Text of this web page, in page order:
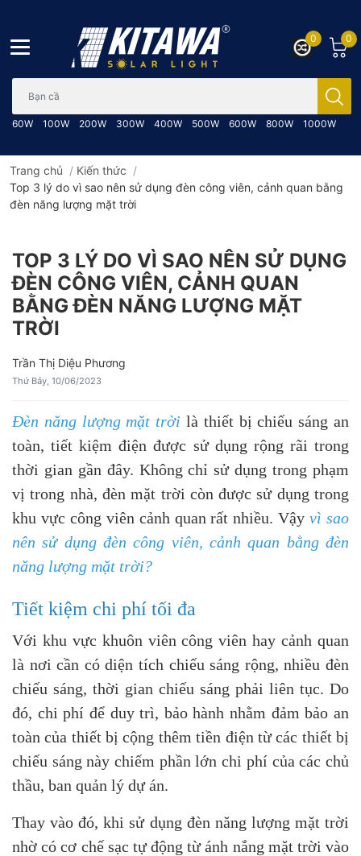
60W 100W 200W 300W 400W 500W 600W 800W 1000W
0
0
Trang chủ / Kiến thức /
Top 3 lý do vì sao nên sử dụng đèn công viên, cảnh quan bằng
đèn năng lượng mặt trời
TOP 3 LÝ DO VÌ SAO NÊN SỬ DỤNG
ĐÈN CÔNG VIÊN, CẢNH QUAN
BẰNG ĐÈN NĂNG LƯỢNG MẶT
TRỜI
Trần Thị Diệu Phương
Thứ Bảy, 10/06/2023
Đèn năng lượng mặt trời là thiết bị chiếu sáng an
toàn, tiết kiệm điện được sử dụng rộng rãi trong
thời gian gần đây. Không chỉ sử dụng trong phạm
vị trong nhà, đèn mặt trời còn được sử dụng trong
khu vực công viên cảnh quan rất nhiều. Vậyvì sao
nên sử dụng đèn công viên, cảnh quan bằng đèn
năng lượng mặt trời?
Tiết kiệm chi phí tối đa
Với khu vực khuôn viên công viên hay cảnh quan
là nơi cần có diện tích chiếu sáng rộng, nhiều đèn
chiếu sáng, thời gian chiếu sáng phải liên tục. Do
đó, chi phí để duy trì, bảo hành nhằm đảm bảo an
toàn của thiết bị cộng thêm tiền điện từ các thiết bị
chiếu sáng này chiếm phần lớn chi phí của các chủ
thầu, ban quản lý dự án.
Thay vào đó, khi sử dụng đèn năng lượng mặt trời
nhờ có cơ chế sạc tự động từ ánh nắng mặt trời vào